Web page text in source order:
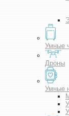
Умные
Дроны
Умные